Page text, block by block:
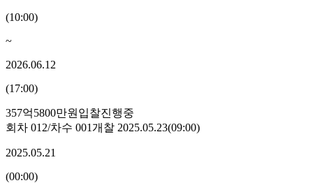
(10:00)
~
2026.06.12
(17:00)
357억5800만원 입찰진행중
회차 012/차수 001개찰 2025.05.23(09:00)
2025.05.21
(00:00)